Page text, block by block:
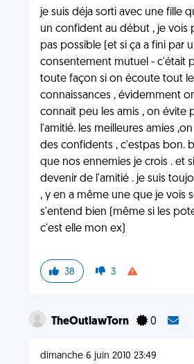
je suis déja sorti avec une fille
un confident au début , je vois
pas possible (et si ça a fini par
consentement mutuel - c'était
toute façon si on écoute tout
connaissances , évidemment
connait peu les amis , on évite
l'amitié. les meilleures amies
des confidents , c'estpas bon.
que nos ennemies je crois . et
devenir de l'amitié . je suis
, y en a même une que je vois
s'entend bien (même si les
c'est elle mon ex)
38 3
TheOutlawTorn 0
dimanche 6 juin 2010 23:49